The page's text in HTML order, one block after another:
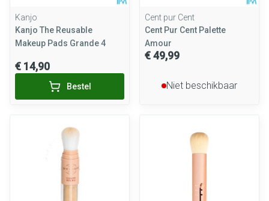
Kanjo
Kanjo The Reusable
Makeup Pads Grande 4
€ 14,90
Bestel
Cent pur Cent
Cent Pur Cent Palette
Amour
€ 49,99
Niet beschikbaar